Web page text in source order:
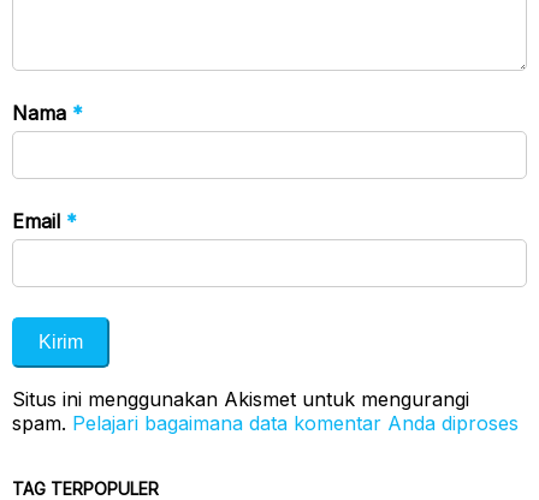
Nama *
Email *
Situs ini menggunakan Akismet untuk mengurangi
spam. Pelajari bagaimana data komentar Anda diproses
TAG TERPOPULER